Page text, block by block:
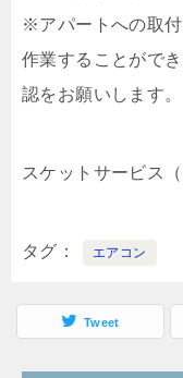
※アパートへの取
作業することがで
認をお願いします。
スケットサービス
タグ エアコン
Tweet